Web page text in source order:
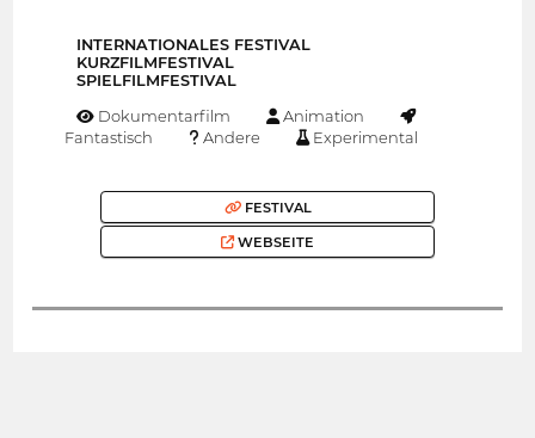
INTERNATIONALES FESTIVAL
KURZFILMFESTIVAL
SPIELFILMFESTIVAL
Dokumentarfilm
Animation
Fantastisch
Andere Experimental
FESTIVAL
WEBSEITE